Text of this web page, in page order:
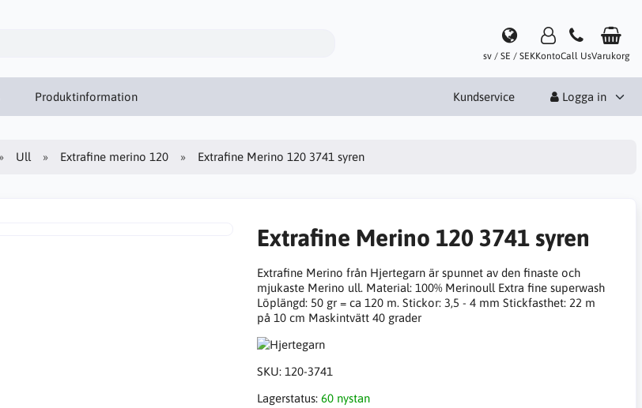
sv / SE / SEKKontoCall UsVarukorg
Produktinformation Kundservice Logga in
Ull Extrafine merino 120 Extrafine Merino 120 3741 syren
Extrafine Merino 120 3741 syren
Extrafine Merino från Hjertegarn är spunnet av den finaste och
mjukaste Merino ull. Material: 100% Merinoull Extra fine superwash
Löplängd: 50 gr = ca 120 m. Stickor: 3,5 - 4 mm Stickfasthet: 22 m
på 10 cm Maskintvätt 40 grader
SKU: 120-3741
Lagerstatus: 60 nystan